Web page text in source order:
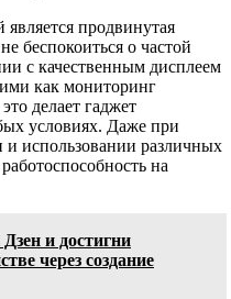
продвинутая
беспокоиться о частой
с качественным дисплеем
как мониторинг
делает гаджет
условиях. Даже при
использовании различных
на
и достигни
через создание